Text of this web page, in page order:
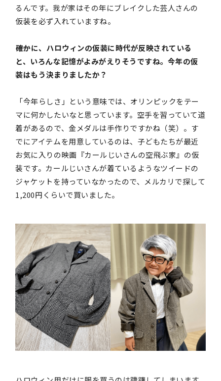
るんです。我が家はその年にブレイクした芸人さんの
仮装を必ず入れていますね。
――確かに、ハロウィンの仮装に時代が反映されている
と、いろんな記憶がよみがえりそうですね。今年の仮
装はもう決まりましたか？
「今年らしさ」という意味では、オリンピックをテー
マに何かしたいなと思っています。空手を習っていて道
着があるので、金メダルは手作りですかね（笑）。す
でにアイテムを用意しているのは、子どもたちが最近
お気に入りの映画『カールじいさんの空飛ぶ家』の仮
装です。カールじいさんが着ているようなツイードの
ジャケットを持っていなかったので、メルカリで探して
1,200円くらいで買いました。